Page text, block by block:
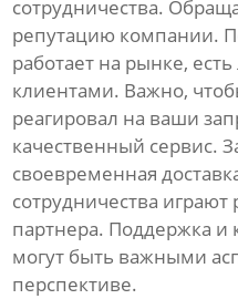
сотрудничества.
репутацию компании.
работает на рынке,
клиентами. Важно,
реагировал на ваши
качественный сервис.
своевременная
сотрудничества
партнера. Поддержка и
могут быть важными
перспективе.